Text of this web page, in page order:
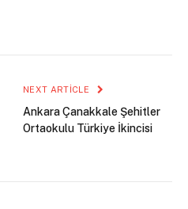
NEXT ARTICLE
Ankara Çanakkale Şehitler
Ortaokulu Türkiye İkincisi